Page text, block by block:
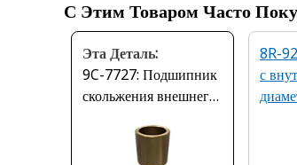
С Этим Товаром Часто
Эта Деталь:
9C-7727: Подшипник
скольжения внешнего
8R-
с